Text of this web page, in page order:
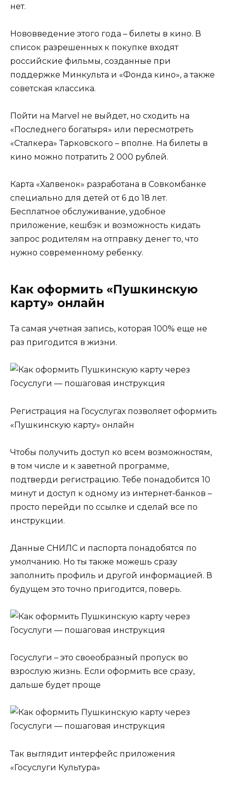
нет.
Нововведение этого года – билеты в кино. В
список разрешенных к покупке входят
российские фильмы, созданные при
поддержке Минкульта и «Фонда кино», а также
советская классика.
Пойти на Marvel не выйдет, но сходить на
«Последнего богатыря» или пересмотреть
«Сталкера» Тарковского – вполне. На билеты в
кино можно потратить 2 000 рублей.
Карта «Халвенок» разработана в Совкомбанке
специально для детей от 6 до 18 лет.
Бесплатное обслуживание, удобное
приложение, кешбэк и возможность кидать
запрос родителям на отправку денег то, что
нужно современному ребенку.
Как оформить «Пушкинскую
карту» онлайн
Та самая учетная запись, которая 100% еще не
раз пригодится в жизни.
Регистрация на Госуслугах позволяет оформить
«Пушкинскую карту» онлайн
Чтобы получить доступ ко всем возможностям,
в том числе и к заветной программе,
подтверди регистрацию. Тебе понадобится 10
минут и доступ к одному из интернет-банков –
просто перейди по ссылке и сделай все по
инструкции.
Данные СНИЛС и паспорта понадобятся по
умолчанию. Но ты также можешь сразу
заполнить профиль и другой информацией. В
будущем это точно пригодится, поверь.
Госуслуги – это своеобразный пропуск во
взрослую жизнь. Если оформить все сразу,
дальше будет проще
Так выглядит интерфейс приложения
«Госуслуги Культура»